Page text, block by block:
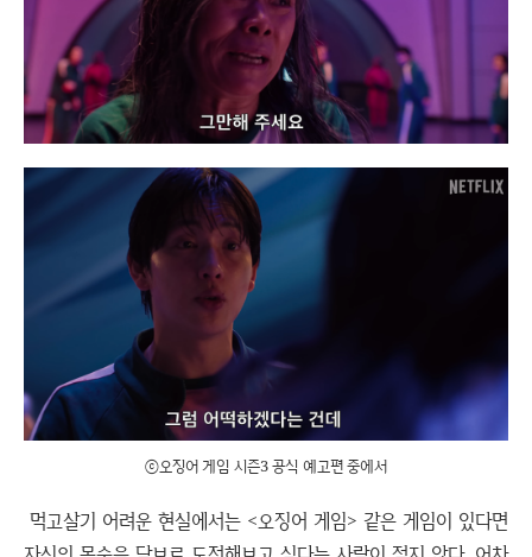
ⓒ오징어 게임 시즌3 공식 예고편 중에서
먹고살기 어려운 현실에서는 <오징어 게임> 같은 게임이 있다면